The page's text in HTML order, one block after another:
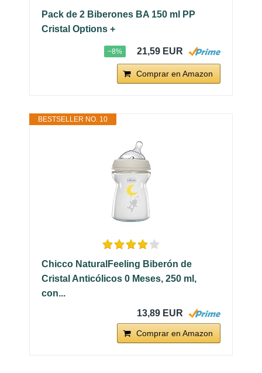
Pack de 2 Biberones BA 150 ml PP
Cristal Options +
−8% 21,59 EUR
Comprar en Amazon
BESTSELLER NO. 10
Chicco NaturalFeeling Biberón de
Cristal Anticólicos 0 Meses, 250 ml,
con...
13,89 EUR
Comprar en Amazon